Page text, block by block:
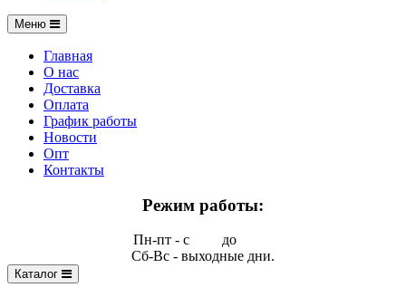
Меню
Главная
О нас
Доставка
Оплата
График работы
Новости
Опт
Контакты
Режим работы:
Пн-пт - с до
Сб-Вс - выходные дни.
Каталог